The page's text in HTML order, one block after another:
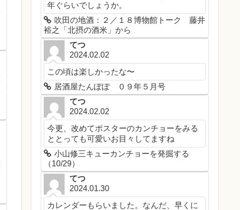
年ぐらいでしょうか。
吹田の地酒：２／１８博物館トーク 藤井
裕之「北摂の酒米」から
てつ
2024.02.02
この頃は楽しかったな〜
居酒屋たんぽぽ ０９年５月号
てつ
2024.02.02
今更、改めてポスターのカンチョーをみる
ととっても可愛いお目々してますね
小山修三キューカンチョーを発掘する
（10/29）
てつ
2024.01.30
カレンダーもらいました。なんだ、早くに